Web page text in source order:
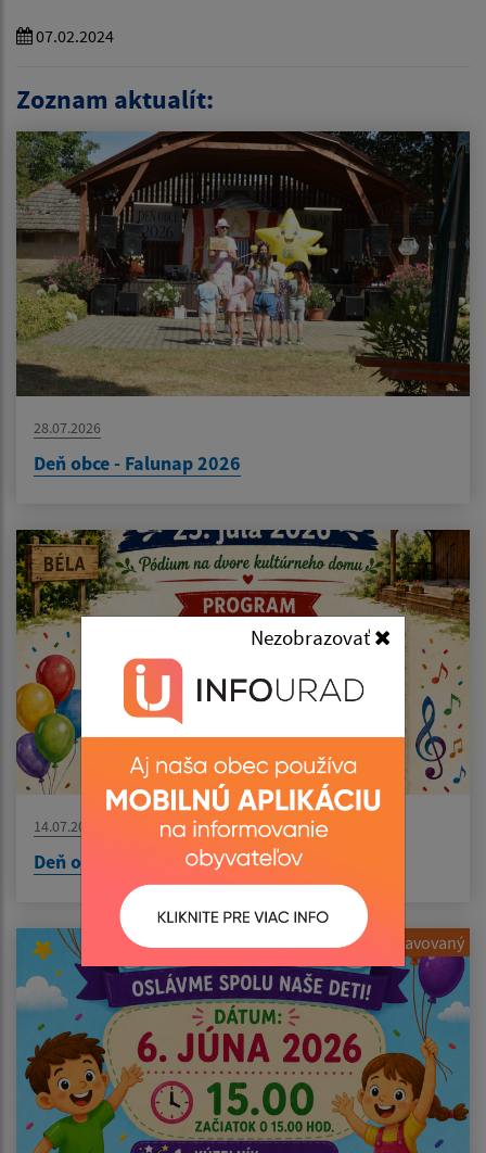
Nezobrazovať
07.02.2024
Zoznam aktualít:
28.07.2026
Deň obce - Falunap 2026
14.07.2026
Deň obce 2026
Pripravovaný